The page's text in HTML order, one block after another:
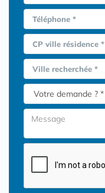
Téléphone *
CP ville résidence *
Ville recherchée *